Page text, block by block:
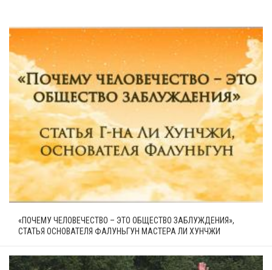
«ПОЧЕМУ ЧЕЛОВЕЧЕСТВО – ЭТО ОБЩЕСТВО ЗАБЛУЖДЕНИЯ»,
СТАТЬЯ ОСНОВАТЕЛЯ ФАЛУНЬГУН МАСТЕРА ЛИ ХУНЧЖИ